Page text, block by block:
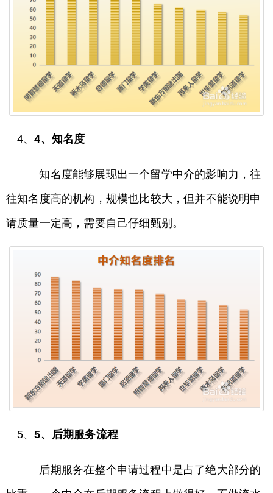
4、4、知名度
知名度能够展现出一个留学中介的影响力，往
往知名度高的机构，规模也比较大，但并不能说明申
请质量一定高，需要自己仔细甄别。
5、5、后期服务流程
后期服务在整个申请过程中是占了绝大部分的